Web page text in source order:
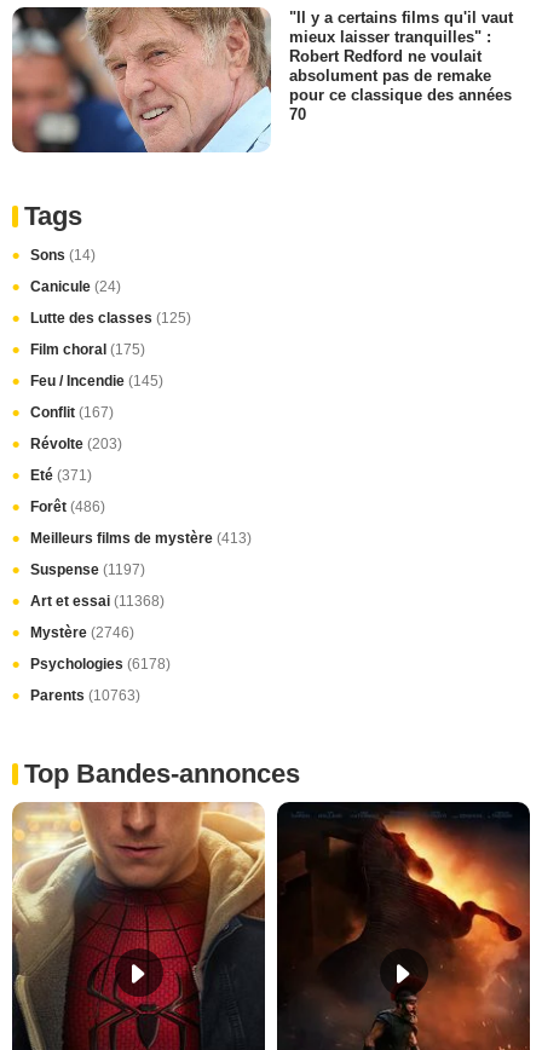
"Il y a certains films qu'il vaut
mieux laisser tranquilles" :
Robert Redford ne voulait
absolument pas de remake
pour ce classique des années
70
Tags
Sons (14)
Canicule (24)
Lutte des classes (125)
Film choral (175)
Feu / Incendie (145)
Conflit (167)
Révolte (203)
Eté (371)
Forêt (486)
Meilleurs films de mystère (413)
Suspense (1197)
Art et essai (11368)
Mystère (2746)
Psychologies (6178)
Parents (10763)
Top Bandes-annonces